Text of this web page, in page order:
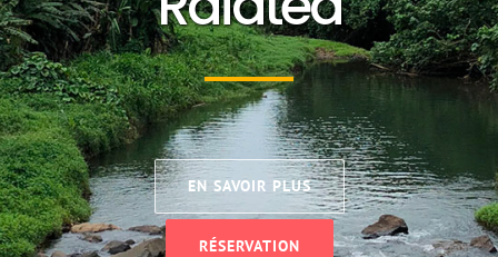
EN SAVOIR PLUS
RÉSERVATION